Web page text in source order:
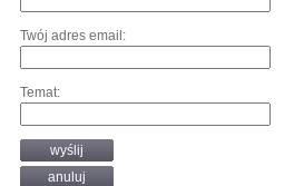
Twój adres email:
Temat:
wyślij
anuluj